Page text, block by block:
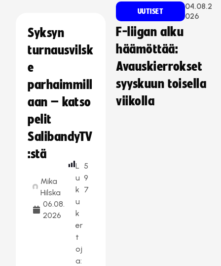
Syksyn
turnausvilsk
e
parhaimmill
aan – katso
pelit
SalibandyTV
:stä
Mika
Hilska
06.08.
2026
L
u
k
u
k
er
t
oj
a:
5
9
7
UUTISET
04.08.2
026
F-liigan alku
häämöttää:
Avauskierrokset
syyskuun toisella
viikolla